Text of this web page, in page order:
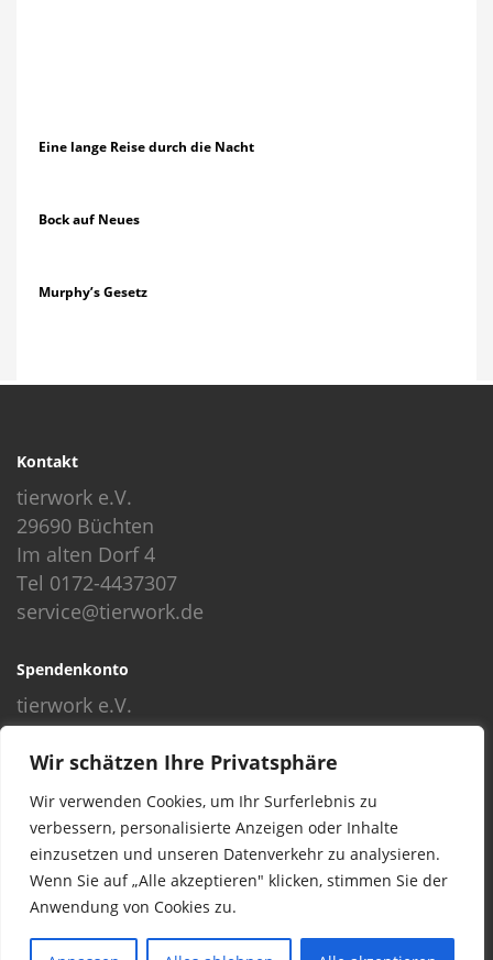
Wir schätzen Ihre Privatsphäre
Wir verwenden Cookies, um Ihr Surferlebnis zu
verbessern, personalisierte Anzeigen oder Inhalte
einzusetzen und unseren Datenverkehr zu analysieren.
Wenn Sie auf „Alle akzeptieren" klicken, stimmen Sie der
Anwendung von Cookies zu.
Eine lange Reise durch die Nacht
Bock auf Neues
Murphy’s Gesetz
Kontakt
tierwork e.V.
29690 Büchten
Im alten Dorf 4
Tel 0172-4437307
service@tierwork.de
Spendenkonto
tierwork e.V.
Volksbank
BLZ: 24060300
Konto: 4902218000
IBAN: DE68240603004902218000
BIC: GENODEF1NBU
© 2016 Copyright by tierwork. All rights reserved.